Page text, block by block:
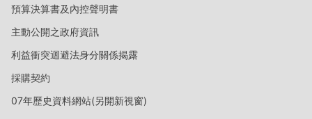
預算決算書及內控聲明書
主動公開之政府資訊
利益衝突迴避法身分關係揭露
採購契約
07年歷史資料網站(另開新視窗)